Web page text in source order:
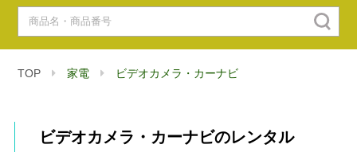
TOP 家電 ビデオカメラ・カーナビ
ビデオカメラ・カーナビのレンタル